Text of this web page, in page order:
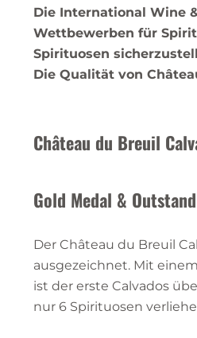
Die International Wine
Wettbewerben für
Spirituosen
Die Qualität von
Château du Breuil
Gold Medal &
Der Château du Breuil
ausgezeichnet. Mit
ist der erste Calvados
nur 6 Spirituosen